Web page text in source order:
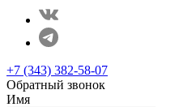
+7 (343) 382-58-07
Обратный звонок
Имя